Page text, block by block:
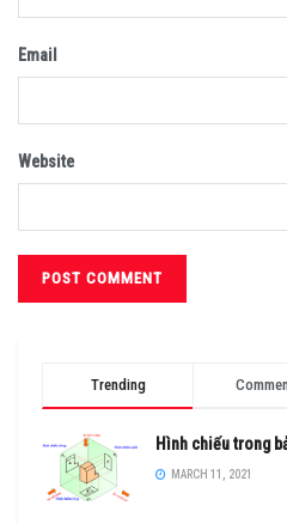
Email
Website
Trending
Hình chiếu trong
MARCH 11, 2021